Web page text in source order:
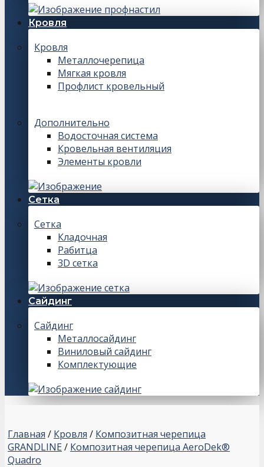
Кровля
Кровля
Металлочерепица
Мягкая кровля
Профлист кровельный
Дополнительно
Водосточная система
Кровельная вентиляция
Элементы кровли
Сетка
Сетка
Кладочная
Рабитца
3D сетка
Сайдинг
Сайдинг
Металлосайдинг
Виниловый сайдинг
Комплектующие
Главная / Кровля / Композитная черепица
GRANDLINE/ Композитная черепица AeroDek®
Quadro